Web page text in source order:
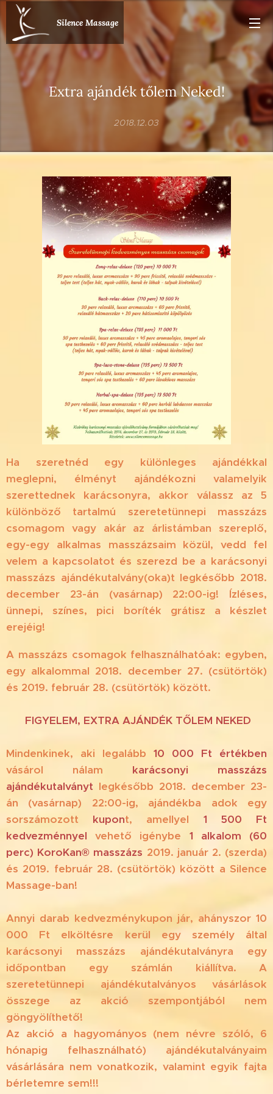
Silence Massage
Extra ajándék tőlem Neked!
2018.12.03
Ha szeretnéd egy különleges ajándékkal
meglepni, élményt ajándékozni valamelyik
szerettednek karácsonyra, akkor válassz az 5
különböző tartalmú szeretetünnepi masszázs
csomagom vagy akár az árlistámban szereplő,
egy-egy alkalmas masszázsaim közül, vedd fel
velem a kapcsolatot és szerezd be a karácsonyi
masszázs ajándékutalvány(oka)t legkésőbb 2018.
december 23-án (vasárnap) 22:00-ig! Ízléses,
ünnepi, színes, pici boríték grátisz a készlet
erejéig!
A masszázs csomagok felhasználhatóak: egyben,
egy alkalommal 2018. december 27. (csütörtök)
és 2019. február 28. (csütörtök) között.
‼️ FIGYELEM, EXTRA AJÁNDÉK TŐLEM NEKED‼️
Mindenkinek, aki legalább 10 000 Ft értékben
vásárol nálam karácsonyi masszázs
ajándékutalványt legkésőbb 2018. december 23-
án (vasárnap) 22:00-ig, ajándékba adok egy
sorszámozott kupont, amellyel 1 500 Ft
kedvezménnyel vehető igénybe 1 alkalom (60
perc) KoroKan® masszázs 2019. január 2. (szerda)
és 2019. február 28. (csütörtök) között a Silence
Massage-ban!
Annyi darab kedvezménykupon jár, ahányszor 10
000 Ft elköltésre kerül egy személy által
karácsonyi masszázs ajándékutalványra egy
időpontban egy számlán kiállítva. A
szeretetünnepi ajándékutalványos vásárlások
összege az akció szempontjából nem
göngyölíthető!
Az akció a hagyományos (nem névre szóló, 6
hónapig felhasználható) ajándékutalványaim
vásárlására nem vonatkozik, valamint egyik fajta
bérletemre sem!!!